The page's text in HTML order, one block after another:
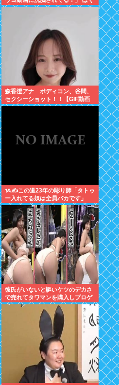
「じゃあサヨ動画で逆に洗脳すれ
森香澄アナ ボディコン、谷間、
セクシーショット！！【GIF動画
あり】
ᝰ✍この道23年の彫り師「タトゥ
ー入れてる奴は全員バカです」
彼氏がいないと謳いケツのデカさ
で売れてタワマンを購入しプロゲ
ーマーと結婚したグラドル、息子
が「自閉スペクトラム症」と診断